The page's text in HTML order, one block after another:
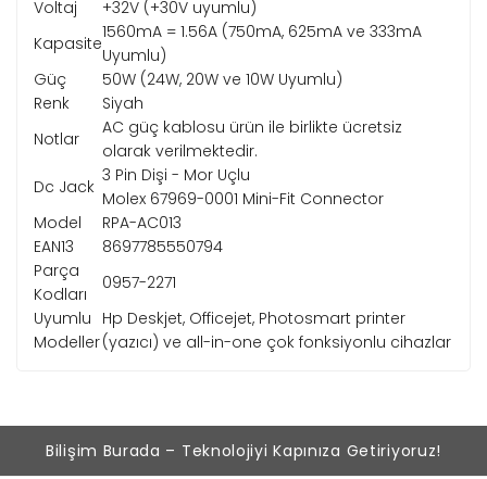
Voltaj
+32V (+30V uyumlu)
Kapasite
1560mA = 1.56A (750mA, 625mA ve 333mA
Uyumlu)
Güç
50W (24W, 20W ve 10W Uyumlu)
Renk
Siyah
Notlar
AC güç kablosu ürün ile birlikte ücretsiz
olarak verilmektedir.
Dc Jack
3 Pin Dişi - Mor Uçlu
Molex 67969-0001 Mini-Fit Connector
Model
RPA-AC013
EAN13
8697785550794
Parça
Kodları
0957-2271
Uyumlu
Modeller
Hp Deskjet, Officejet, Photosmart printer
(yazıcı) ve all-in-one çok fonksiyonlu cihazlar
Bilişim Burada – Teknolojiyi Kapınıza Getiriyoruz!